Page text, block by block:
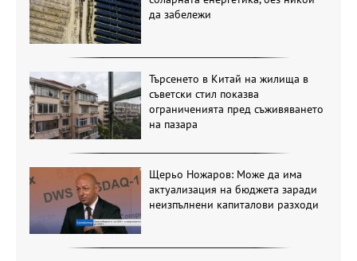
да забележи
Търсенето в Китай на жилища в
съветски стил показва
ограниченията пред съживяването
на пазара
Щерьо Ножаров: Може да има
актуализация на бюджета заради
неизпълнени капиталови разходи